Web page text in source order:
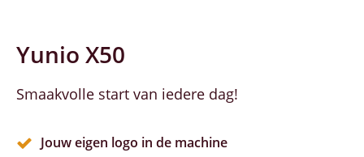
Yunio X50
Smaakvolle start van iedere dag!
Jouw eigen logo in de machine